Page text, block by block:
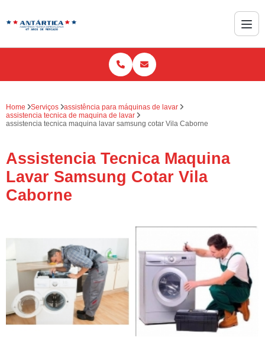
Home Serviços
assistência para máquinas de lavar
assistencia tecnica de maquina de lavar
assistencia tecnica maquina lavar samsung cotar Vila Caborne
Assistencia Tecnica Maquina
Lavar Samsung Cotar Vila
Caborne